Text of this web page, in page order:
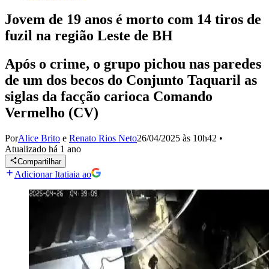
Jovem de 19 anos é morto com 14 tiros de
fuzil na região Leste de BH
Após o crime, o grupo pichou nas paredes
de um dos becos do Conjunto Taquaril as
siglas da facção carioca Comando
Vermelho (CV)
PorAlice Brito e Renato Rios Neto26/04/2025 às 10h42 •
Atualizado há 1 ano
Compartilhar
Adicionar Itatiaia ao